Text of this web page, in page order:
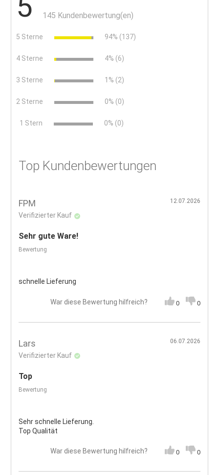
145 Kundenbewertung(en)
5 Sterne 94% (137)
4 Sterne 4% (6)
3 Sterne 1% (2)
2 Sterne 0% (0)
1 Stern 0% (0)
Top Kundenbewertungen
FPM
Verifizierter Kauf
12.07.2026
Sehr gute Ware!
Bewertung
schnelle Lieferung
War diese Bewertung hilfreich? 0 0
Lars
Verifizierter Kauf
06.07.2026
Top
Bewertung
Sehr schnelle Lieferung.
Top Qualität
War diese Bewertung hilfreich? 0 0